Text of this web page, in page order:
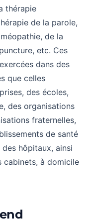
thérapie
de la parole,
de la
etc. Ces
dans des
que celles
des écoles,
des organisations
fraternelles,
de santé
hôpitaux, ainsi
cabinets, à domicile